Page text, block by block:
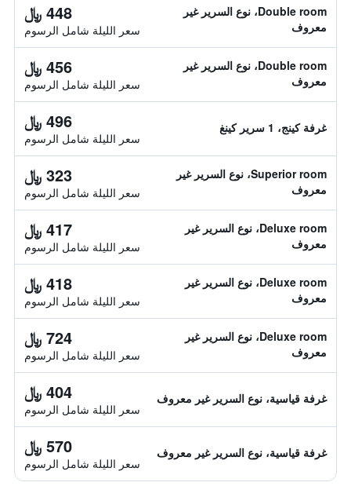
Double room، نوع السرير غير
معروف
448 ﷼
سعر الليلة شامل الرسوم
Double room، نوع السرير غير
معروف
456 ﷼
سعر الليلة شامل الرسوم
غرفة كينج، 1 سرير كينغ 496 ﷼
سعر الليلة شامل الرسوم
Superior room، نوع السرير غير
معروف
323 ﷼
سعر الليلة شامل الرسوم
Deluxe room، نوع السرير غير
معروف
417 ﷼
سعر الليلة شامل الرسوم
Deluxe room، نوع السرير غير
معروف
418 ﷼
سعر الليلة شامل الرسوم
Deluxe room، نوع السرير غير
معروف
724 ﷼
سعر الليلة شامل الرسوم
غرفة قياسية، نوع السرير غير معروف 404 ﷼
سعر الليلة شامل الرسوم
غرفة قياسية، نوع السرير غير معروف 570 ﷼
سعر الليلة شامل الرسوم